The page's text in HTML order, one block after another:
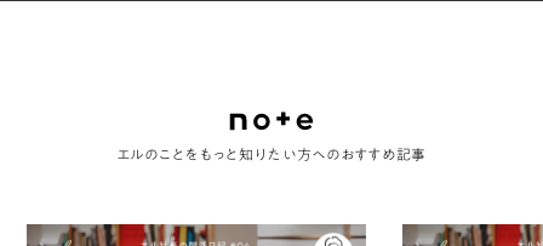
エルのことをもっと知りたい方へのおすすめ記事